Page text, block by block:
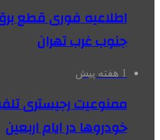
اطلاعیه فوری قطع
جنوب غرب تهران
1 هفته پیش
ممنوعیت رجیستری
خودروها در ایام اربعین